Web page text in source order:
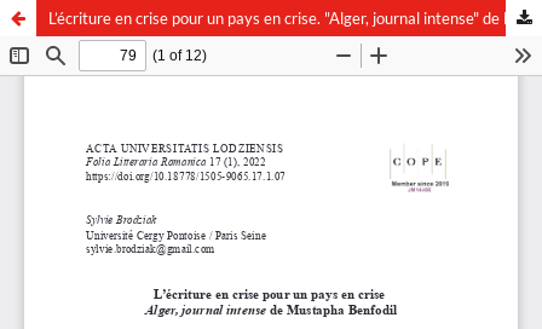
L’écriture en crise pour un pays en crise. "Alger, journal intense" de Mustapha Benfodil